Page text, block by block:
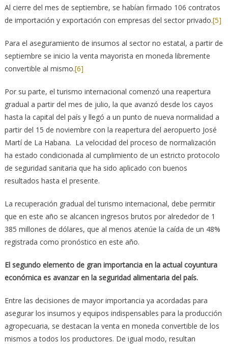
Al cierre del mes de septiembre, se habían firmado 106 contratos
de importación y exportación con empresas del sector privado.[5]
Para el aseguramiento de insumos al sector no estatal, a partir de
septiembre se inicio la venta mayorista en moneda libremente
convertible al mismo.[6]
Por su parte, el turismo internacional comenzó una reapertura
gradual a partir del mes de julio, la que avanzó desde los cayos
hasta la capital del país y llegó a un punto de nueva normalidad a
partir del 15 de noviembre con la reapertura del aeropuerto José
Martí de La Habana. La velocidad del proceso de normalización
ha estado condicionada al cumplimiento de un estricto protocolo
de seguridad sanitaria que ha sido aplicado con buenos
resultados hasta el presente.
La recuperación gradual del turismo internacional, debe permitir
que en este año se alcancen ingresos brutos por alrededor de 1
385 millones de dólares, que al menos atenúe la caída de un 48%
registrada como pronóstico en este año.
El segundo elemento de gran importancia en la actual coyuntura
económica es avanzar en la seguridad alimentaria del país.
Entre las decisiones de mayor importancia ya acordadas para
asegurar los insumos y equipos indispensables para la producción
agropecuaria, se destacan la venta en moneda convertible de los
mismos a todos los productores. De igual modo, resultan